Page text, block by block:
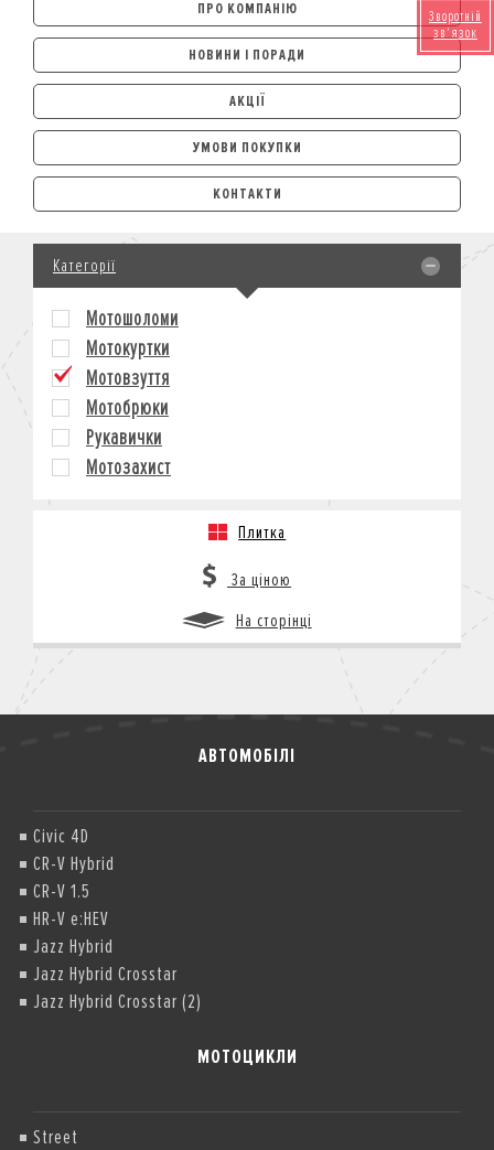
ПРО КОМПАНІЮ
НОВИНИ І ПОРАДИ
АКЦІЇ
УМОВИ ПОКУПКИ
АВТОМОБІЛІ
ЛІЗИНГ
КРЕДИТ
СТРАХУВАННЯ
КОРПОРАТИВНИМ КЛІЄНТАМ
МОТОЦИКЛИ
КРЕДИТ
СТРАХУВАННЯ
КОРПОРАТИВНИМ КЛІЄНТАМ
КОНТАКТИ
Зворотній
зв'язок
Категорії
Мотошоломи
Мотокуртки
Мотовзуття
Мотобрюки
Рукавички
Мотозахист
Плитка
За ціною
На сторінці
АВТОМОБІЛІ
Civic 4D
CR-V Hybrid
CR-V 1.5
HR-V e:HEV
Jazz Hybrid
Jazz Hybrid Crosstar
Jazz Hybrid Crosstar (2)
МОТОЦИКЛИ
Street